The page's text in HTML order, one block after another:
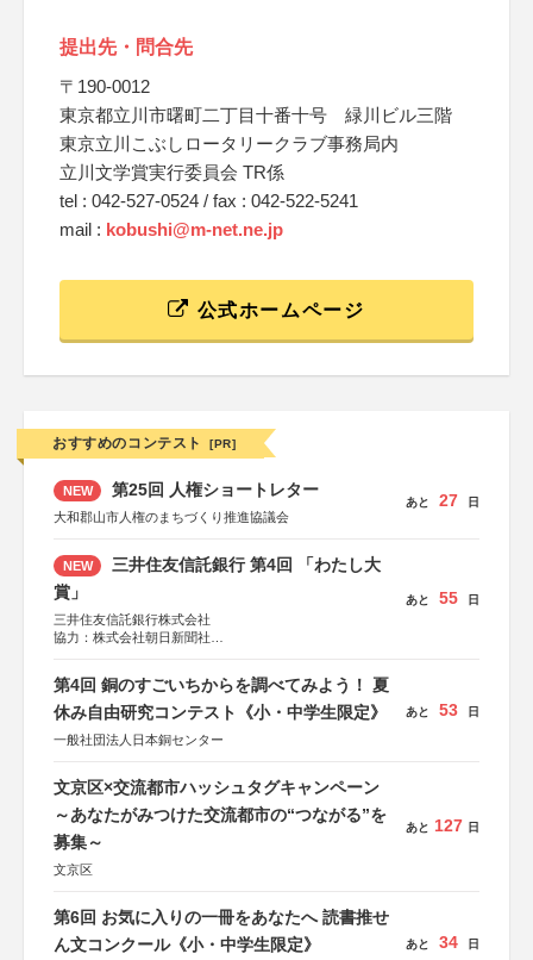
提出先・問合先
〒190-0012
東京都立川市曙町二丁目十番十号 緑川ビル三階
東京立川こぶしロータリークラブ事務局内
立川文学賞実行委員会 TR係
tel : 042-527-0524 / fax : 042-522-5241
mail : kobushi@m-net.ne.jp
公式ホームページ
おすすめのコンテスト [PR]
NEW 第25回 人権ショートレター
大和郡山市人権のまちづくり推進協議会
あと 27 日
NEW
三井住友信託銀行 第4回 「わたし大
賞」
三井住友信託銀行株式会社
協力：株式会社朝日新聞社
あと 55 日
第4回 銅のすごいちからを調べてみよう！ 夏
休み自由研究コンテスト《小・中学生限定》
一般社団法人日本銅センター
あと 53 日
文京区×交流都市ハッシュタグキャンペーン
～あなたがみつけた交流都市の“つながる”を
募集～
文京区
あと 127 日
第6回 お気に入りの一冊をあなたへ 読書推せ
ん文コンクール《小・中学生限定》
あと 34 日